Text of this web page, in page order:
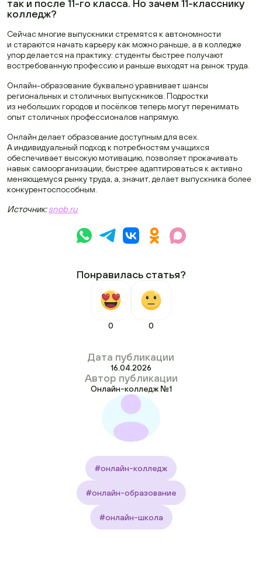
так и после 11-го класса. Но зачем 11-класснику
колледж?
Сейчас многие выпускники стремятся к автономности
и стараются начать карьеру как можно раньше, а в колледже
упор делается на практику: студенты быстрее получают
востребованную профессию и раньше выходят на рынок труда.
Онлайн-образование буквально уравнивает шансы
региональных и столичных выпускников. Подростки
из небольших городов и посёлков теперь могут перенимать
опыт столичных профессионалов напрямую.
Онлайн делает образование доступным для всех.
А индивидуальный подход к потребностям учащихся
обеспечивает высокую мотивацию, позволяет прокачивать
навык самоорганизации, быстрее адаптироваться к активно
меняющемуся рынку труда, а, значит, делает выпускника более
конкурентоспособным.
Источник:snob.ru
Понравилась статья?
0 0
Дата публикации
16.04.2026
Автор публикации
Онлайн-колледж №1
#онлайн-колледж
#онлайн-образование
#онлайн-школа